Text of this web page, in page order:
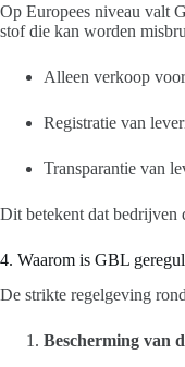
Op Europees niveau valt
stof die kan worden
Alleen verkoop
Registratie van
Transparantie van
Dit betekent dat bedrijven
4. Waarom is GBL
De strikte regelgeving
Bescherming van